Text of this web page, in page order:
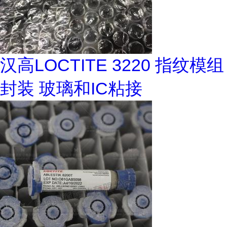
汉高LOCTITE 3220 指纹模组
封装 玻璃和IC粘接